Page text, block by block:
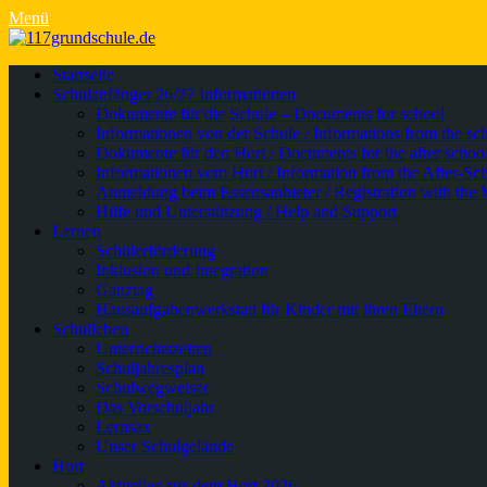
Menü
Primäres
Menü
Zum
Inhalt
Startseite
Schulanfänger 26/27 Informationen
Dokumente für die Schule – Documents for school
Informationen von der Schule / Informations from the
Dokumente für den Hort / Documents for the after
Informationen vom Hort / Information from the After-
Anmeldung beim Essensanbieter / Registration with the
Hilfe und Unterstützung / Help and Support
Lernen
Schülerförderung
Inklusion und Integration
Ganztag
Hausaufgabenwerkstatt für Kinder mit ihren Eltern
Schulleben
Unterrichtszeiten
Schuljahresplan
Schulwegweiser
Das Vorschuljahr
Lernsax
Unser Schulgelände
Hort